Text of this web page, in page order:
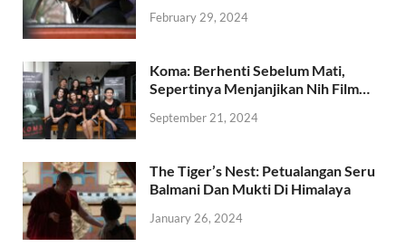
February 29, 2024
Koma: Berhenti Sebelum Mati,
Sepertinya Menjanjikan Nih Film…
September 21, 2024
The Tiger’s Nest: Petualangan Seru
Balmani Dan Mukti Di Himalaya
January 26, 2024